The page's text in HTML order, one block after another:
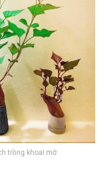
trồng khoai mỡ